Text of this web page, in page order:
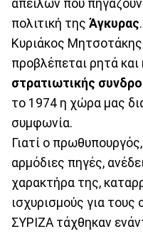
απειλών που
πολιτική της Άγκυρας
Κυριάκος
προβλέπεται ρητά
στρατιωτικής
το 1974 η χώρα μας
συμφωνία.
Γιατί ο
αρμόδιες πηγές,
χαρακτήρα της,
ισχυρισμούς για
ΣΥΡΙΖΑ τάχθηκαν